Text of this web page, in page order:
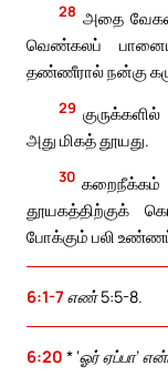
28 அதை
வெண்கலப்
தண்ணீரால் நன்கு
29
அது மிகத் தூயது.
30 கறைநீக்கம்
தூயகத்திற்குக்
போக்கும் பலி
6:1-7 எண் 5:5-8.
6:20 * ‘ஓர் ஏப்பா’